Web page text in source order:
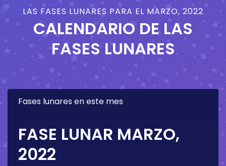
LAS FASES LUNARES PARA EL MARZO, 2022
CALENDARIO DE LAS
FASES LUNARES
Fases lunares en este mes
FASE LUNAR MARZO,
2022